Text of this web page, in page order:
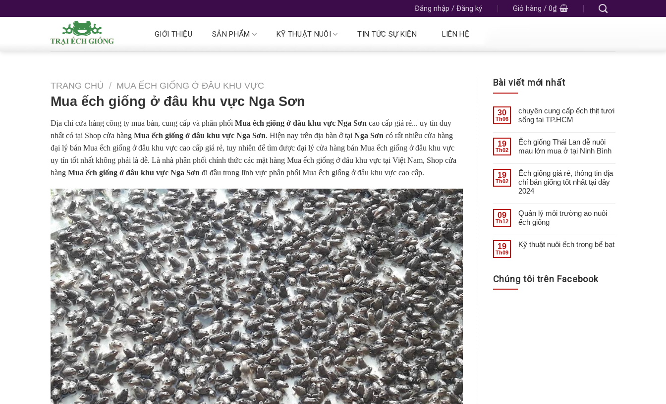
Đăng nhập / Đăng ký Giỏ hàng / 0₫
GIỚI THIỆU SẢN PHẨM KỸ THUẬT NUÔI TIN TỨC SỰ KIỆN LIÊN HỆ
TRANG CHỦ / MUA ẾCH GIỐNG Ở ĐÂU KHU VỰC
Mua ếch giống ở đâu khu vực Nga Sơn
Địa chỉ cửa hàng công ty mua bán, cung cấp và phân phối Mua ếch giống ở đâu khu vực Nga Sơn cao cấp giá rẻ... uy tín duy
nhất có tại Shop cửa hàng Mua ếch giống ở đâu khu vực Nga Sơn. Hiện nay trên địa bàn ở tại Nga Sơn có rất nhiều cửa hàng
đại lý bán Mua ếch giống ở đâu khu vực cao cấp giá rẻ, tuy nhiên để tìm được đại lý cửa hàng bán Mua ếch giống ở đâu khu vực
uy tín tốt nhất không phải là dễ. Là nhà phân phối chính thức các mặt hàng Mua ếch giống ở đâu khu vực tại Việt Nam, Shop cửa
hàng Mua ếch giống ở đâu khu vực Nga Sơn đi đầu trong lĩnh vực phân phối Mua ếch giống ở đâu khu vực cao cấp.
Bài viết mới nhất
30
Th06
chuyên cung cấp ếch thịt tươi
sống tại TP.HCM
19
Th02
Ếch giống Thái Lan dễ nuôi
mau lớn mua ở tại Ninh Bình
19
Th02
Ếch giống giá rẻ, thông tin địa
chỉ bán giống tốt nhất tại đây
2024
09
Th12
Quản lý môi trường ao nuôi
ếch giống
19
Th09
Kỹ thuật nuôi ếch trong bể bạt
Chúng tôi trên Facebook